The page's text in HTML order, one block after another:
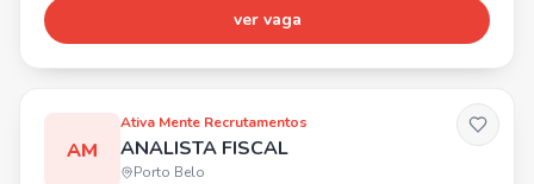
Prêmio de Assiduidade + Alimentação na empresa. 📝
Requisitos: Ensino Fundamental completo, experiência em
ver vaga
AM
Ativa Mente Recrutamentos
ANALISTA FISCAL
Porto Belo